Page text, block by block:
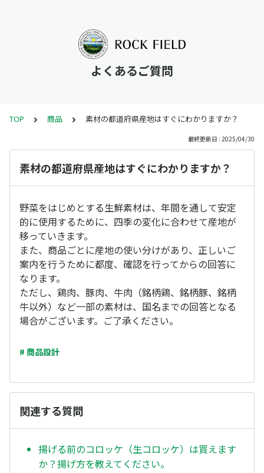
よくあるご質問
TOP 商品 素材の都道府県産地はすぐにわかりますか？
最終更新日 : 2025/04/30
素材の都道府県産地はすぐにわかりますか？
野菜をはじめとする生鮮素材は、年間を通して安定
的に使用するために、四季の変化に合わせて産地が
移っていきます。
また、商品ごとに産地の使い分けがあり、正しいご
案内を行うために都度、確認を行ってからの回答に
なります。
ただし、鶏肉、豚肉、牛肉（銘柄鶏、銘柄豚、銘柄
牛以外）など一部の素材は、国名までの回答となる
場合がございます。ご了承ください。
# 商品設計
関連する質問
揚げる前のコロッケ（生コロッケ）は買えます
か？揚げ方を教えてください。